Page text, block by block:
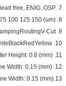
7. Surface Finishing: HASL lead free, ENIG, OSP
8. Dielectric Layer Thickness: 50 75 100 125 150 (um)
9. Outline: PunchingStampingRoutingV-Cut
10. Solder Mask Color: GreenWhiteBlackRedYellow
11. The Minimum Letter Height: 0.8 (mm)
12. The Minimum Letter Line Width: 0.15 (mm)
13.The Minimum Line Width: 0.15 (mm)